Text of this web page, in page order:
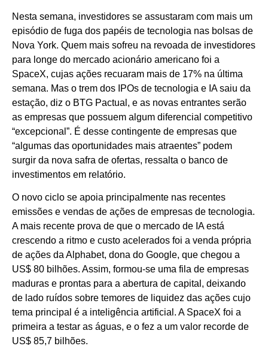
Nesta semana, investidores se assustaram com mais um
episódio de fuga dos papéis de tecnologia nas bolsas de
Nova York. Quem mais sofreu na revoada de investidores
para longe do mercado acionário americano foi a
SpaceX, cujas ações recuaram mais de 17% na última
semana. Mas o trem dos IPOs de tecnologia e IA saiu da
estação, diz o BTG Pactual, e as novas entrantes serão
as empresas que possuem algum diferencial competitivo
“excepcional”. É desse contingente de empresas que
“algumas das oportunidades mais atraentes” podem
surgir da nova safra de ofertas, ressalta o banco de
investimentos em relatório.
O novo ciclo se apoia principalmente nas recentes
emissões e vendas de ações de empresas de tecnologia.
A mais recente prova de que o mercado de IA está
crescendo a ritmo e custo acelerados foi a venda própria
de ações da Alphabet, dona do Google, que chegou a
US$ 80 bilhões. Assim, formou-se uma fila de empresas
maduras e prontas para a abertura de capital, deixando
de lado ruídos sobre temores de liquidez das ações cujo
tema principal é a inteligência artificial. A SpaceX foi a
primeira a testar as águas, e o fez a um valor recorde de
US$ 85,7 bilhões.